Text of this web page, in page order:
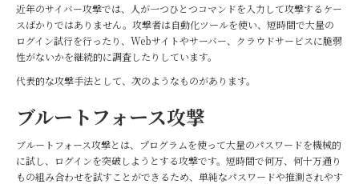
近年のサイバー攻撃では、人が一つひとつコマンドを入力して攻撃するケー
スばかりではありません。攻撃者は自動化ツールを使い、短時間で大量の
ログイン試行を行ったり、Webサイトやサーバー、クラウドサービスに脆弱
性がないかを継続的に調査したりしています。
代表的な攻撃手法として、次のようなものがあります。
ブルートフォース攻撃
ブルートフォース攻撃とは、プログラムを使って大量のパスワードを機械的
に試し、ログインを突破しようとする攻撃です。短時間で何万、何十万通り
もの組み合わせを試すことができるため、単純なパスワードや推測されやす